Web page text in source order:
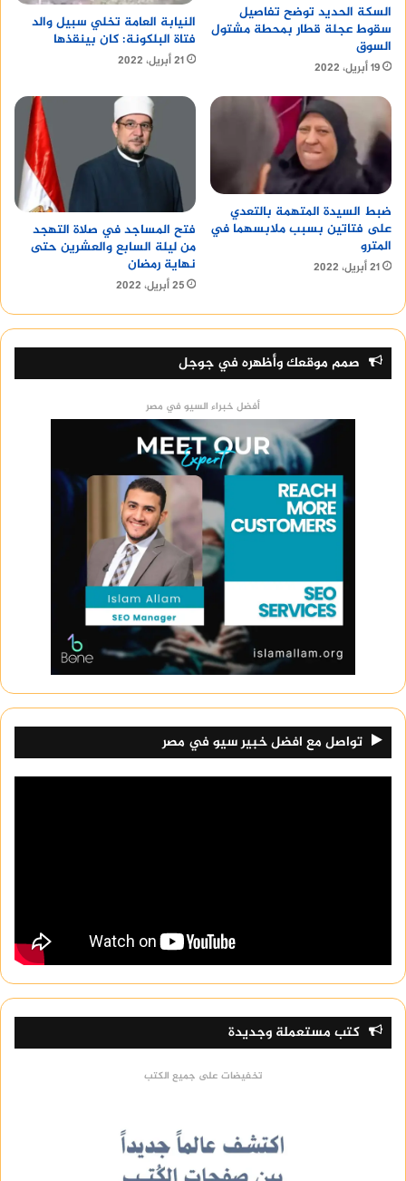
السكة الحديد توضح تفاصيل
سقوط عجلة قطار بمحطة مشتول
السوق
19 أبريل، 2022
النيابة العامة تخلي سبيل والد
فتاة البلكونة: كان بينقذها
21 أبريل، 2022
ضبط السيدة المتهمة بالتعدي
على فتاتين بسبب ملابسهما في
المترو
21 أبريل، 2022
فتح المساجد في صلاة التهجد
من ليلة السابع والعشرين حتى
نهاية رمضان
25 أبريل، 2022
صمم موقعك وأظهره في جوجل
أفضل خبراء السيو في مصر
تواصل مع افضل خبير سيو في مصر
كتب مستعملة وجديدة
تخفيضات على جميع الكتب